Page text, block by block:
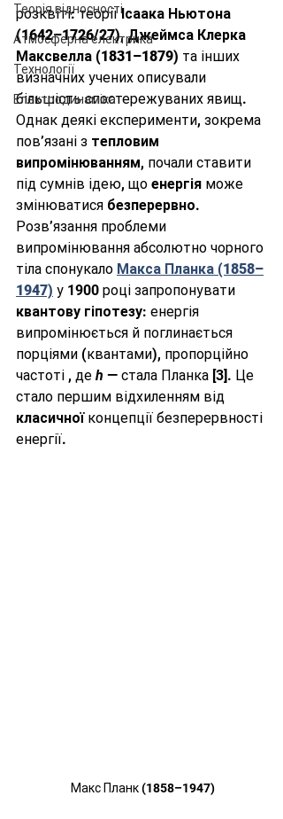
Теорія відносності
Атмосферна електрика
Технології
Електродинаміка
розквіті: теорії Ісаака Ньютона
(1642–1726/27), Джеймса Клерка
Максвелла (1831–1879) та інших
визначних учених описували
більшість спостережуваних явищ.
Однак деякі експерименти, зокрема
пов’язані з тепловим
випромінюванням, почали ставити
під сумнів ідею, що енергія може
змінюватися безперервно.
Розв’язання проблеми
випромінювання абсолютно чорного
тіла спонукало Макса Планка (1858–
1947) у 1900 році запропонувати
квантову гіпотезу: енергія
випромінюється й поглинається
порціями (квантами), пропорційно
частоті , де h — стала Планка [3]. Це
стало першим відхиленням від
класичної концепції безперервності
енергії.
Макс Планк (1858–1947)